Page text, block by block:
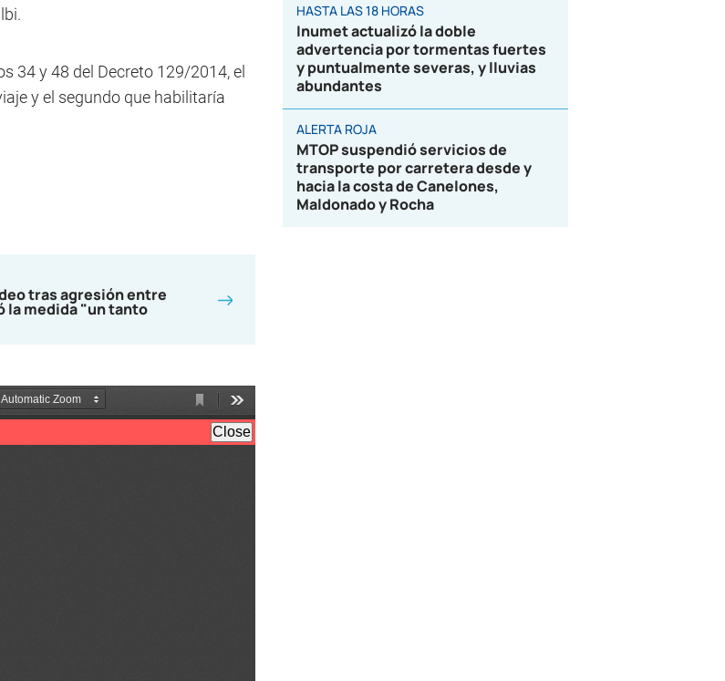
34 y 48 del Decreto 129/2014, el
y el segundo que habilitaría
tras agresión entre
la medida "un tanto
HASTA LAS 18 HORAS
Inumet actualizó la doble
advertencia por tormentas fuertes
y puntualmente severas, y lluvias
abundantes
ALERTA ROJA
MTOP suspendió servicios de
transporte por carretera desde y
hacia la costa de Canelones,
Maldonado y Rocha